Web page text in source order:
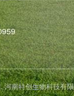
南特创生物科技有